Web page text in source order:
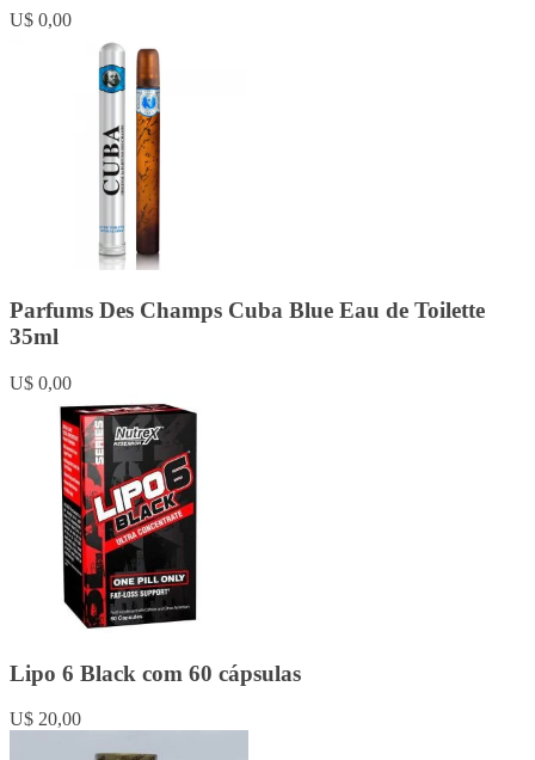
U$ 0,00
Parfums Des Champs Cuba Blue Eau de Toilette
35ml
U$ 0,00
Lipo 6 Black com 60 cápsulas
U$ 20,00